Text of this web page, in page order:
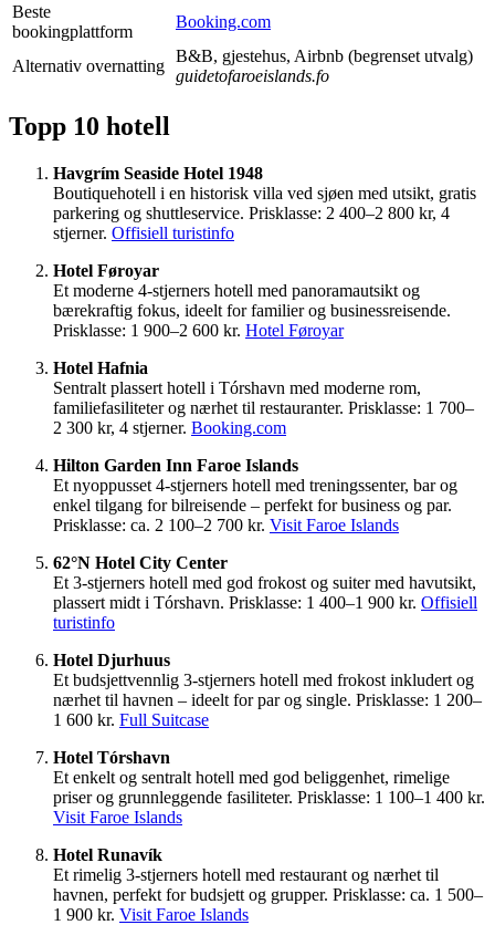
Beste
bookingplattform
Booking.com
Alternativ overnatting
B&B, gjestehus, Airbnb (begrenset utvalg)
guidetofaroeislands.fo
Topp 10 hotell
Havgrím Seaside Hotel 1948
Boutiquehotell i en historisk villa ved sjøen med utsikt, gratis
parkering og shuttleservice. Prisklasse: 2 400–2 800 kr, 4
stjerner. Offisiell turistinfo
Hotel Føroyar
Et moderne 4-stjerners hotell med panoramautsikt og
bærekraftig fokus, ideelt for familier og businessreisende.
Prisklasse: 1 900–2 600 kr. Hotel Føroyar
Hotel Hafnia
Sentralt plassert hotell i Tórshavn med moderne rom,
familiefasiliteter og nærhet til restauranter. Prisklasse: 1 700–
2 300 kr, 4 stjerner. Booking.com
Hilton Garden Inn Faroe Islands
Et nyoppusset 4-stjerners hotell med treningssenter, bar og
enkel tilgang for bilreisende – perfekt for business og par.
Prisklasse: ca. 2 100–2 700 kr. Visit Faroe Islands
62°N Hotel City Center
Et 3-stjerners hotell med god frokost og suiter med havutsikt,
plassert midt i Tórshavn. Prisklasse: 1 400–1 900 kr. Offisiell
turistinfo
Hotel Djurhuus
Et budsjettvennlig 3-stjerners hotell med frokost inkludert og
nærhet til havnen – ideelt for par og single. Prisklasse: 1 200–
1 600 kr. Full Suitcase
Hotel Tórshavn
Et enkelt og sentralt hotell med god beliggenhet, rimelige
priser og grunnleggende fasiliteter. Prisklasse: 1 100–1 400 kr.
Visit Faroe Islands
Hotel Runavík
Et rimelig 3-stjerners hotell med restaurant og nærhet til
havnen, perfekt for budsjett og grupper. Prisklasse: ca. 1 500–
1 900 kr. Visit Faroe Islands